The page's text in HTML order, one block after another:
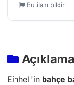
Bu ilanı bildir
Açıklama
Einhell'in bahçe